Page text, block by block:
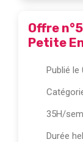
Offre
Petite
Publié le
35H/
Durée